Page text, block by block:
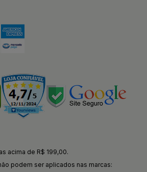
acima de R$ 199,00.
podem ser aplicados nas marcas: